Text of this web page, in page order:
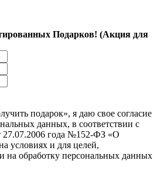
Подарков! (Акция для
подарок», я даю свое согласие
данных, в соответствии с
27.07.2006 года №152-ФЗ «О
условиях и для целей,
на обработку персональных данных